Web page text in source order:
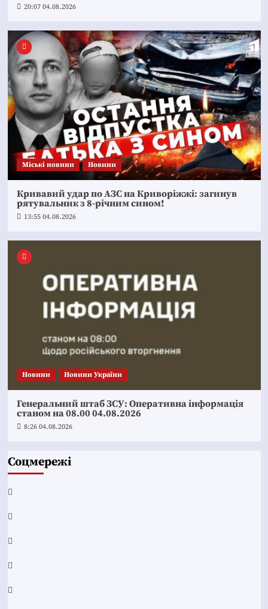
20:07 04.08.2026
Mіські новини Новини
Кривавий удар по АЗС на Криворіжжі: загинув
рятувальник з 8-річним сином!
13:55 04.08.2026
Новини Новини України
Генеральний штаб ЗСУ: Оперативна інформація
станом на 08.00 04.08.2026
8:26 04.08.2026
Соцмережі
Facebook
YouTube
Telegram
Instagram
Twitter